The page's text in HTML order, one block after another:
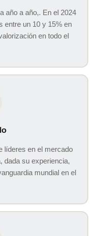
año a año,. En el 2024
entre un 10 y 15% en
en todo el
líderes en el mercado
dada su experiencia,
mundial en el